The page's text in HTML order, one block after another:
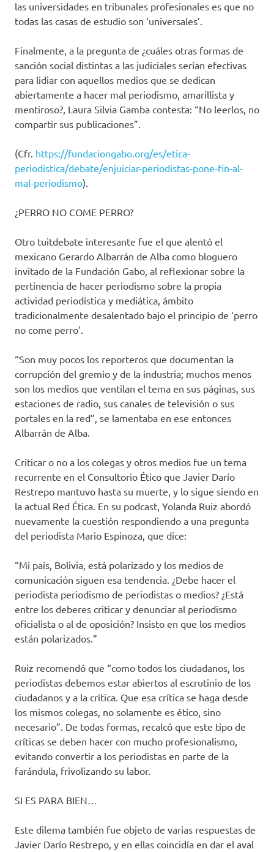
las universidades en tribunales profesionales es que no
todas las casas de estudio son ‘universales’.
Finalmente, a la pregunta de ¿cuáles otras formas de
sanción social distintas a las judiciales serían efectivas
para lidiar con aquellos medios que se dedican
abiertamente a hacer mal periodismo, amarillista y
mentiroso?, Laura Silvia Gamba contesta: “No leerlos, no
compartir sus publicaciones”.
(Cfr. https://fundaciongabo.org/es/etica-
periodistica/debate/enjuiciar-periodistas-pone-fin-al-
mal-periodismo).
¿PERRO NO COME PERRO?
Otro tuitdebate interesante fue el que alentó el
mexicano Gerardo Albarrán de Alba como bloguero
invitado de la Fundación Gabo, al reflexionar sobre la
pertinencia de hacer periodismo sobre la propia
actividad periodística y mediática, ámbito
tradicionalmente desalentado bajo el principio de ‘perro
no come perro’.
“Son muy pocos los reporteros que documentan la
corrupción del gremio y de la industria; muchos menos
son los medios que ventilan el tema en sus páginas, sus
estaciones de radio, sus canales de televisión o sus
portales en la red”, se lamentaba en ese entonces
Albarrán de Alba.
Criticar o no a los colegas y otros medios fue un tema
recurrente en el Consultorio Ético que Javier Darío
Restrepo mantuvo hasta su muerte, y lo sigue siendo en
la actual Red Ética. En su podcast, Yolanda Ruiz abordó
nuevamente la cuestión respondiendo a una pregunta
del periodista Mario Espinoza, que dice:
“Mi país, Bolivia, está polarizado y los medios de
comunicación siguen esa tendencia. ¿Debe hacer el
periodista periodismo de periodistas o medios? ¿Está
entre los deberes criticar y denunciar al periodismo
oficialista o al de oposición? Insisto en que los medios
están polarizados.”
Ruiz recomendó que “como todos los ciudadanos, los
periodistas debemos estar abiertos al escrutinio de los
ciudadanos y a la crítica. Que esa crítica se haga desde
los mismos colegas, no solamente es ético, sino
necesario”. De todas formas, recalcó que este tipo de
críticas se deben hacer con mucho profesionalismo,
evitando convertir a los periodistas en parte de la
farándula, frivolizando su labor.
SI ES PARA BIEN…
Este dilema también fue objeto de varias respuestas de
Javier Darío Restrepo, y en ellas coincidía en dar el aval